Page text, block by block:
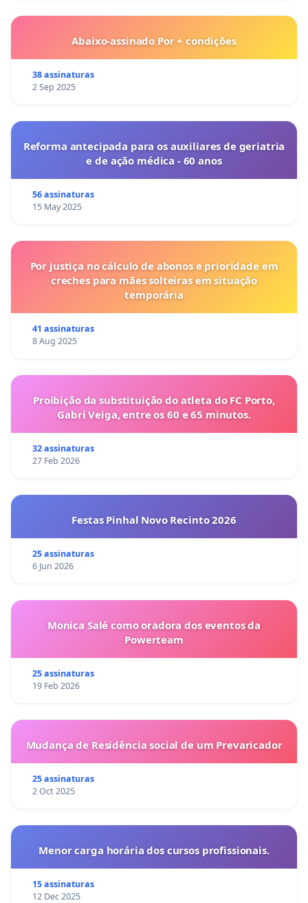
Abaixo-assinado Por + condições
38 assinaturas
2 Sep 2025
Reforma antecipada para os auxiliares de geriatria
e de ação médica - 60 anos
56 assinaturas
15 May 2025
Por justiça no cálculo de abonos e prioridade em
creches para mães solteiras em situação
temporária
41 assinaturas
8 Aug 2025
Proibição da substituição do atleta do FC Porto,
Gabri Veiga, entre os 60 e 65 minutos.
32 assinaturas
27 Feb 2026
Festas Pinhal Novo Recinto 2026
25 assinaturas
6 Jun 2026
Monica Salé como oradora dos eventos da
Powerteam
25 assinaturas
19 Feb 2026
Mudança de Residência social de um Prevaricador
25 assinaturas
2 Oct 2025
Menor carga horária dos cursos profissionais.
15 assinaturas
12 Dec 2025